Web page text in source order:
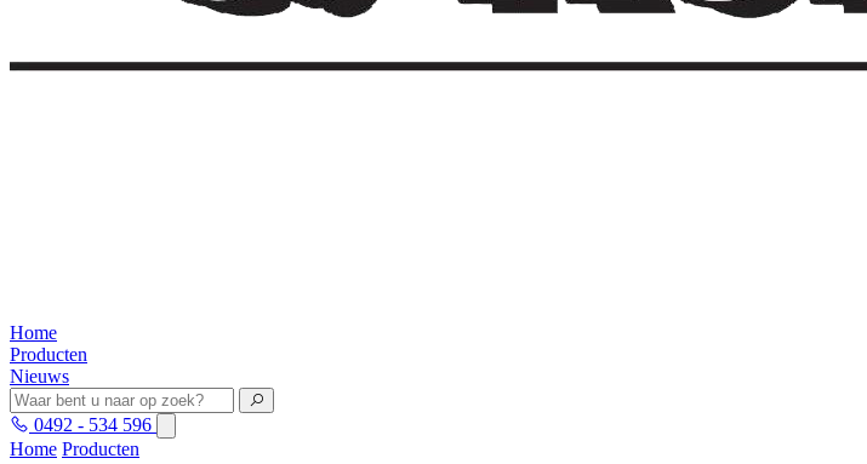
Home
Producten
Nieuws
0492 - 534 596
Home Producten